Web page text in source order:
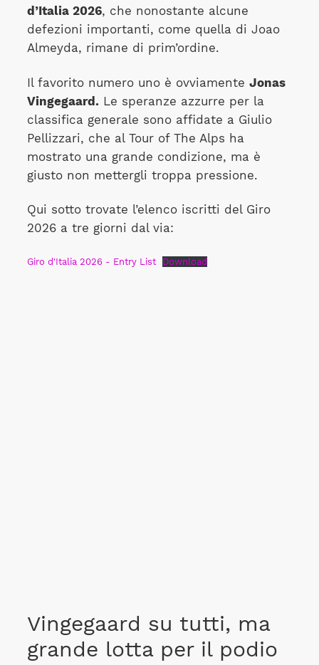
d’Italia 2026, che nonostante alcune
defezioni importanti, come quella di Joao
Almeyda, rimane di prim’ordine.
Il favorito numero uno è ovviamente Jonas
Vingegaard.Le speranze azzurre per la
classifica generale sono affidate a Giulio
Pellizzari, che al Tour of The Alps ha
mostrato una grande condizione, ma è
giusto non mettergli troppa pressione.
Qui sotto trovate l’elenco iscritti del Giro
2026 a tre giorni dal via:
Giro d'Italia 2026 - Entry List Download
Vingegaard su tutti, ma
grande lotta per il podio